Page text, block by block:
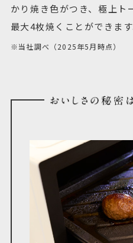
かり焼き色がつき、極上ト
最大4枚焼くことができます
※当社調べ（2025年5月時点）